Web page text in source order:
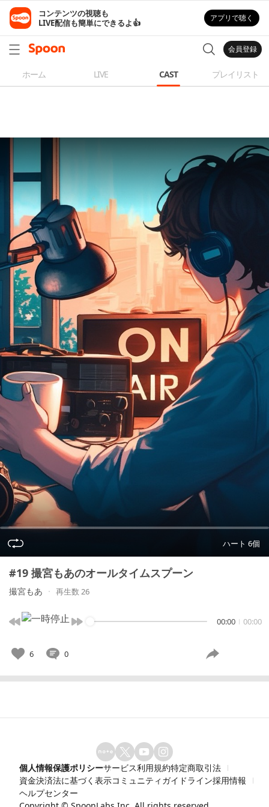
コンテンツの視聴も
LIVE配信も簡単にできるよ👍
アプリで聴く
会員登録
ホーム LIVE CAST プレイリスト
ハート 6個
#19 撮宮もあのオールタイムスプーン
撮宮もあ 再生数 26
00:00 00:00
6 0
個人情報保護ポリシーサービス利用規約特定商取引法
資金決済法に基づく表示コミュニティガイドライン採用情報
ヘルプセンター